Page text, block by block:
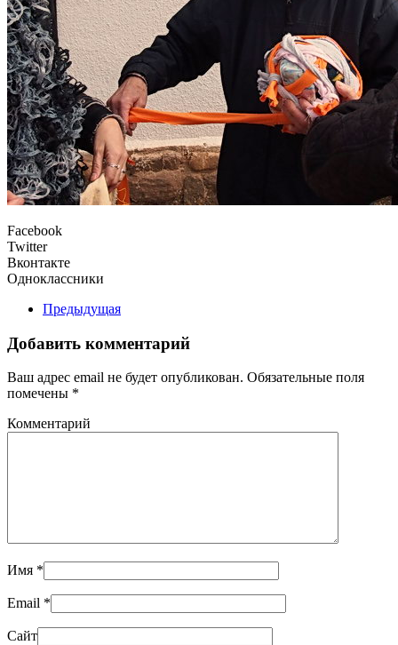
Facebook
Twitter
Вконтакте
Одноклассники
Предыдущая
Добавить комментарий
Ваш адрес email не будет опубликован. Обязательные поля
помечены *
Комментарий
Имя *
Email *
Сайт